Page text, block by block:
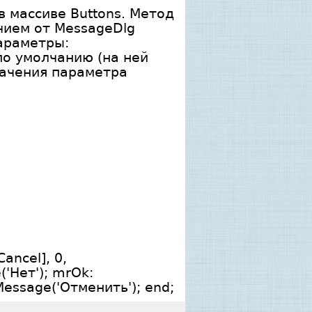
массиве Buttons. Метод
от MessageDlg
умолчанию (на ней
параметра
0,
mrOk:
end;